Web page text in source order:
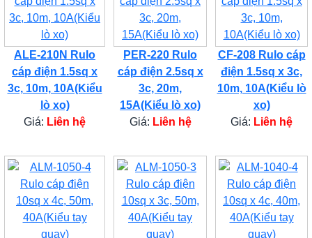
ALE-210N Rulo
cáp điện 1.5sq x
3c, 10m, 10A(Kiểu
lò xo)
Giá: Liên hệ
PER-220 Rulo
cáp điện 2.5sq x
3c, 20m,
15A(Kiểu lò xo)
Giá: Liên hệ
CF-208 Rulo cáp
điện 1.5sq x 3c,
10m, 10A(Kiểu lò
xo)
Giá: Liên hệ